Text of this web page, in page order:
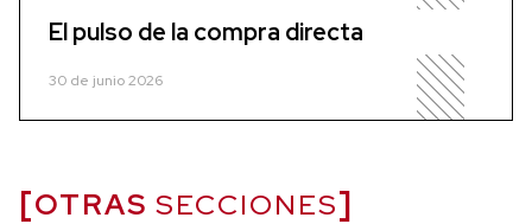
El pulso de la compra directa
30 de junio 2026
OTRAS SECCIONES